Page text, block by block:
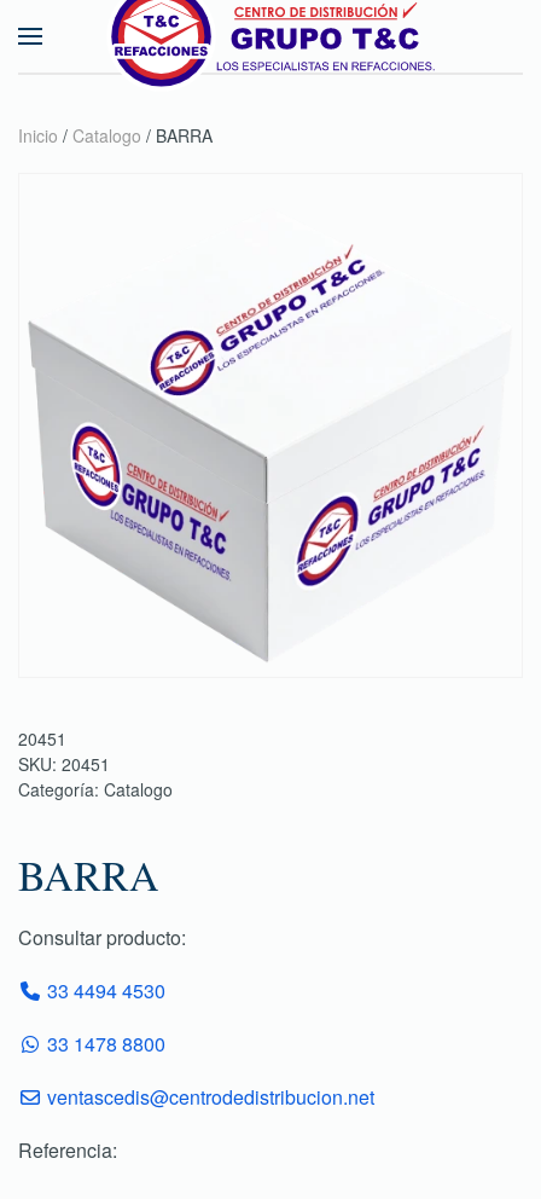
Skip to main content
Inicio / Catalogo / BARRA
20451
SKU: 20451
Categoría: Catalogo
BARRA
Consultar producto:
33 4494 4530
33 1478 8800
ventascedis@centrodedistribucion.net
Referencia: